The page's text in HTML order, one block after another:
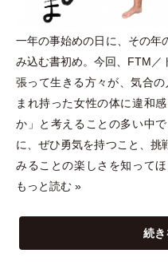
一年の事始めの日に、その年
み込む書初め。今回、FTM／
張って生きる方々が、気合
まれ持った女性の体に違和感
か 」
と考えることの多い中
に、ぜひ勇気を持つこと、挑
みることの楽しさを知って
もっと読む »
続き